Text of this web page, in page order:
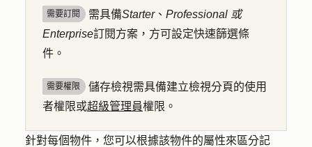
需要訂閱 需具備Starter、 Professional 或
Enterprise訂閱方案，方可設定快速篩選條
件。
需要權限
儲存檢視需具備建立檢視分頁的使用
者權限或超級管理員權限。
針對每個物件，您可以根據該物件的屬性來區分記